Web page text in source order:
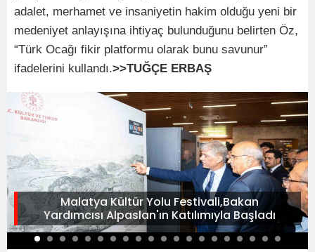
adalet, merhamet ve insaniyetin hakim olduğu yeni bir
medeniyet anlayışına ihtiyaç bulunduğunu belirten Öz,
“Türk Ocağı fikir platformu olarak bunu savunur”
ifadelerini kullandı.>>TUĞÇE ERBAŞ
Malatya Kültür Yolu Festivali,Bakan
Yardımcısı Alpaslan'ın Katılımıyla Başladı